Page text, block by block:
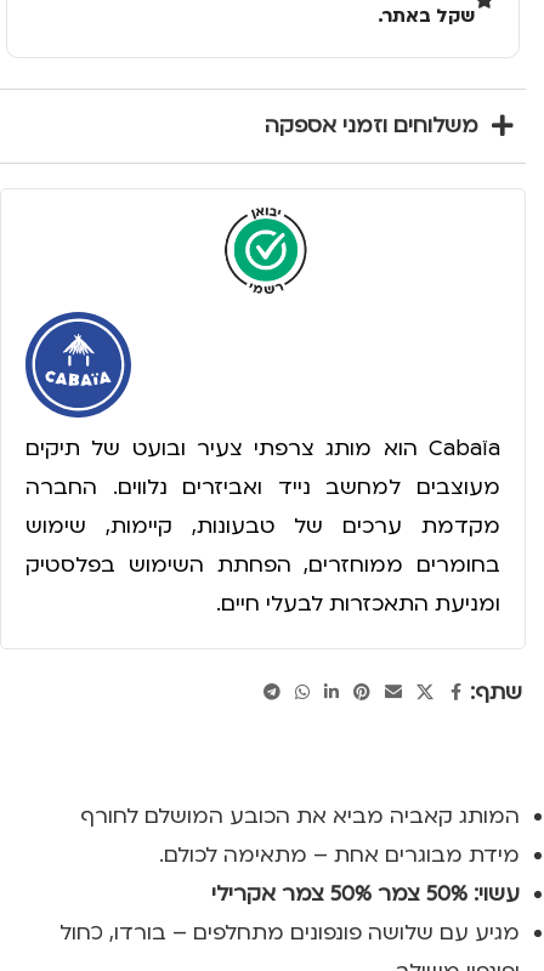
שקל באתר.
משלוחים וזמני אספקה
Cabaïa הוא מותג צרפתי צעיר ובועט של תיקים
מעוצבים למחשב נייד ואביזרים נלווים. החברה
מקדמת ערכים של טבעונות, קיימות, שימוש
בחומרים ממוחזרים, הפחתת השימוש בפלסטיק
ומניעת התאכזרות לבעלי חיים.
שתף:
המותג קאביה מביא את הכובע המושלם לחורף
מידת מבוגרים אחת – מתאימה לכולם.
עשוי: 50% צמר 50% צמר אקרילי
מגיע עם שלושה פונפונים מתחלפים – בורדו, כחול